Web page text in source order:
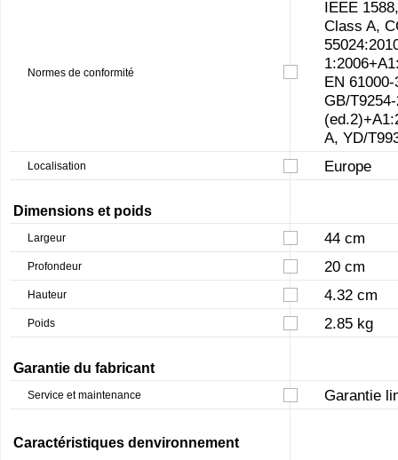
Normes de conformité
IEEE
Class A,
EN
GB/
A, YD/
Localisation Europe
Dimensions et poids
Largeur 44 cm
Profondeur 20 cm
Hauteur 4.32 cm
Poids 2.85 kg
Garantie du fabricant
Service et maintenance Garantie
Caractéristiques denvironnement